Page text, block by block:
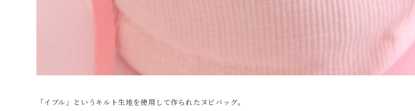
「イブル」というキルト生地を使用して作られたヌビバッグ。